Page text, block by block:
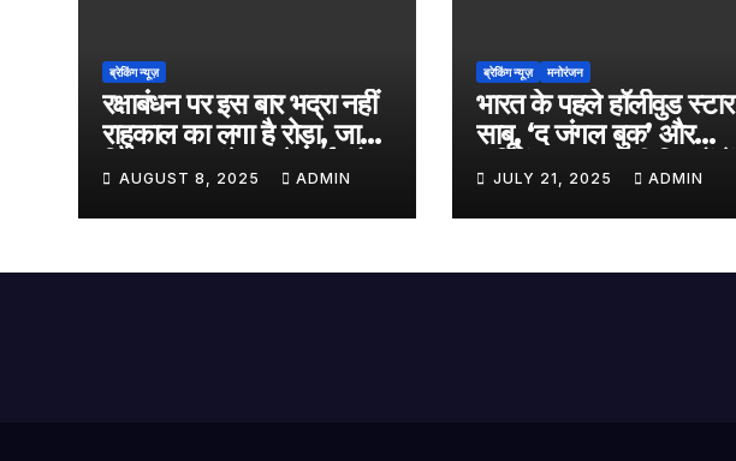
ब्रेकिंग न्यूज़
रक्षाबंधन पर इस बार भद्रा नहीं
राहुकाल का लगा है रोड़ा, जानें
किस समय बांधे अपने भाई को
राखी
AUGUST 8, 2025 ADMIN
ब्रेकिंग न्यूज़ मनोरंजन
भारत के पहले हॉलीवुड स्टार
साबू, ‘द जंगल बुक’ और
‘एलिफेंट बॉय’ जैसी फिल्मों में
किया काम, जल्द ही बड़े पर्दे पर
आएगी बायोपिक
JULY 21, 2025 ADMIN